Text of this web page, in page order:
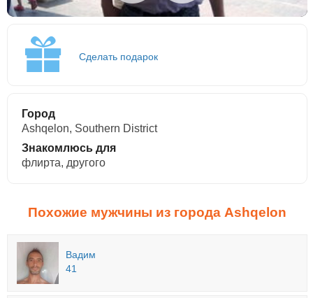
Сделать подарок
Город
Ashqelon, Southern District
Знакомлюсь для
флирта, другого
Похожие мужчины из города Ashqelon
Вадим
41